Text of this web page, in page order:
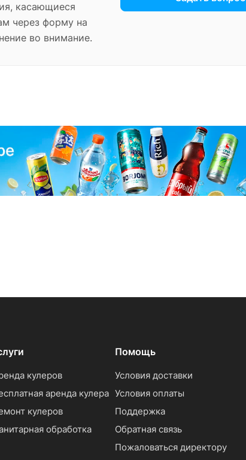
касающиеся
через форму на
во внимание.
кулеров
аренда кулера
кулеров
обработка
Помощь
Условия доставки
Условия оплаты
Поддержка
Обратная связь
Пожаловаться директору